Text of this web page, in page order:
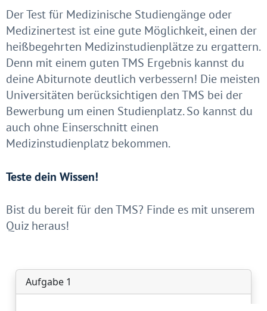
Der Test für Medizinische Studiengänge oder
Medizinertest ist eine gute Möglichkeit, einen der
heißbegehrten Medizinstudienplätze zu ergattern.
Denn mit einem guten TMS Ergebnis kannst du
deine Abiturnote deutlich verbessern! Die meisten
Universitäten berücksichtigen den TMS bei der
Bewerbung um einen Studienplatz. So kannst du
auch ohne Einserschnitt einen
Medizinstudienplatz bekommen.
Teste dein Wissen!
Bist du bereit für den TMS? Finde es mit unserem
Quiz heraus!